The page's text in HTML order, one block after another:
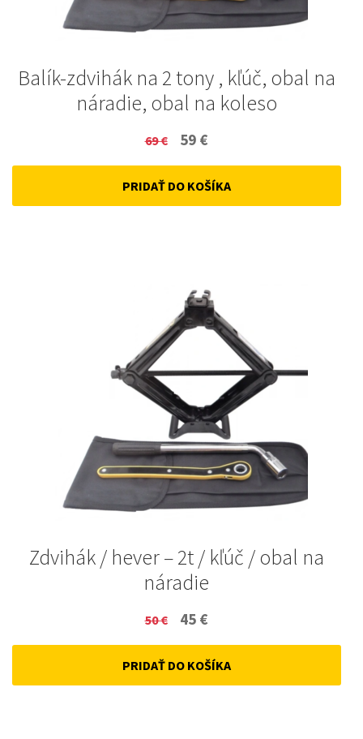
Balík-zdvihák na 2 tony , kľúč, obal na
náradie, obal na koleso
69€
Original
price
was:
59 €
price
is:
PRIDAŤ DO KOŠÍKA
Zdvihák / hever – 2t / kľúč / obal na
náradie
50€
Original
price
was:
45 €
price
is:
PRIDAŤ DO KOŠÍKA